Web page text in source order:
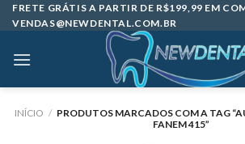
Skip
to
FRETE GRÁTIS A PARTIR DE R$199,99 EM
VENDAS@NEWDENTAL.COM.BR
INÍCIO / PRODUTOS MARCADOS COM A TAG
FANEM 415”